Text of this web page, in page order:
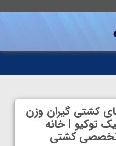
کشتی گیران وزن
توکیو | خانه
تخصصی کشتی